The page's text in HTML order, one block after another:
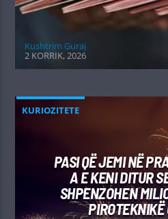
Kushtrim Guraj
2 KORRIK, 2026
KURIOZITETE
PASI QË JEMI NË
A E KENI DITUR
SHPENZOHEN
PIROTEKNIKË